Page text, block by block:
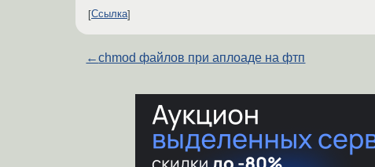
Ссылка
←chmod файлов при аплоаде на фтп